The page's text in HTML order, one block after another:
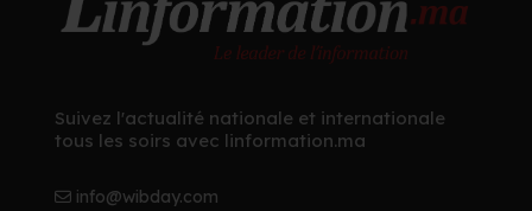
Suivez l'actualité nationale et internationale
tous les soirs avec linformation.ma
info@wibday.com